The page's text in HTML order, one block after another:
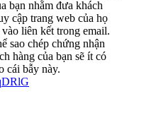
bạn nhằm đưa khách
cập trang web của họ
liên kết trong email.
sao chép chứng nhận
hàng của bạn sẽ ít có
cái bẫy này.